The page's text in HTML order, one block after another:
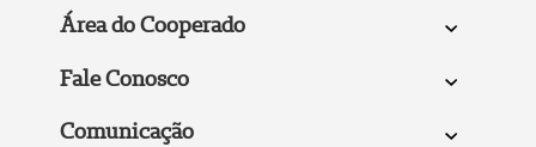
Área do Cooperado
Fale Conosco
Comunicação